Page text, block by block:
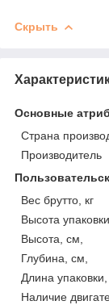
Скрыть
Основные
Страна
Производитель
Вес брутто, кг
Высота
Высота, см,
Глубина, см,
Длина упаковки,
Наличие